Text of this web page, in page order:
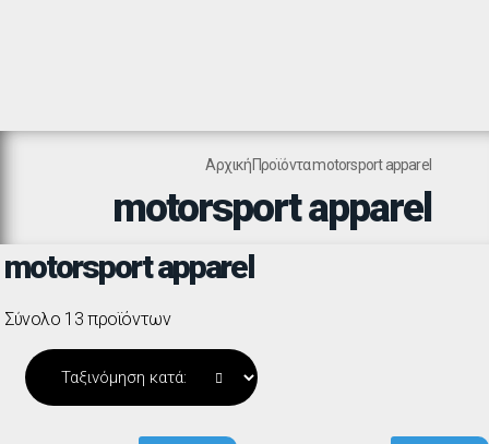
ΑρχικήΠροϊόνταmotorsport apparel
motorsport apparel
motorsport apparel
Σύνολο 13 προϊόντων